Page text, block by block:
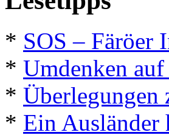
* SOS – Färöer
* Umdenken
* Überlegungen
* Ein Ausländer